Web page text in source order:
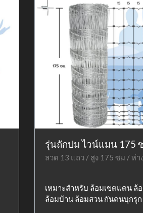
รุ่นถักปม ไวน์แมน 175
ลวด 13 แถว / สูง 175 ซม / ห่า
เหมาะสำหรับ ล้อมเขตแดน ล้
ล้อมบ้าน ล้อมสวน กันคนบุกรุก